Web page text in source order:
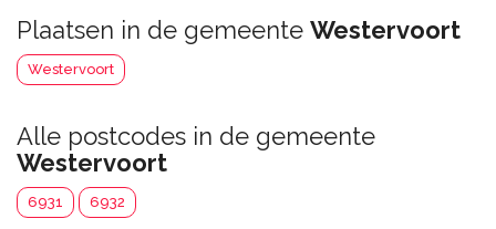
Plaatsen in de gemeente Westervoort
Westervoort
Alle postcodes in de gemeente
Westervoort
6931 6932